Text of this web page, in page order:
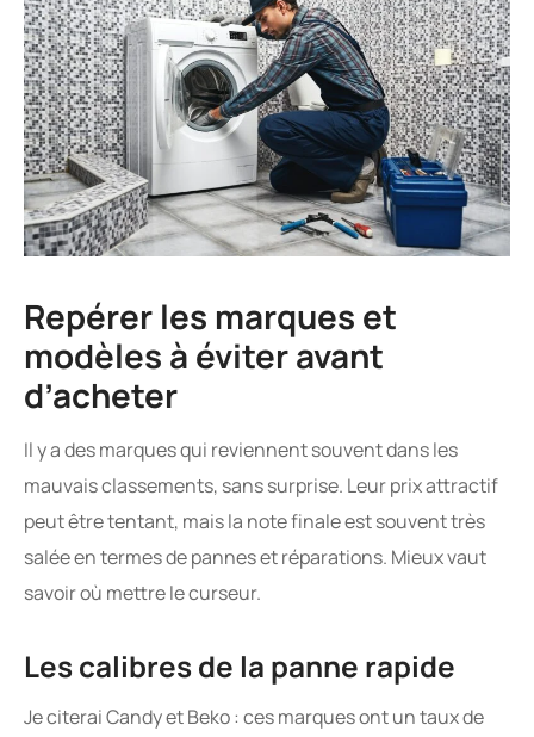
Repérer les marques et
modèles à éviter avant
d’acheter
Il y a des marques qui reviennent souvent dans les
mauvais classements, sans surprise. Leur prix attractif
peut être tentant, mais la note finale est souvent très
salée en termes de pannes et réparations. Mieux vaut
savoir où mettre le curseur.
Les calibres de la panne rapide
Je citerai Candy et Beko : ces marques ont un taux de